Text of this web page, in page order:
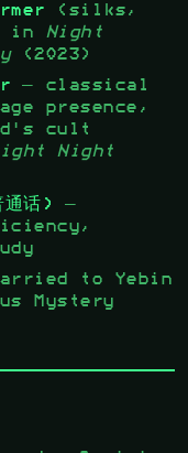
(silks,
in
Night
(2023)
— classical
presence,
cult
Night
话)
—
to Yebin
Mystery